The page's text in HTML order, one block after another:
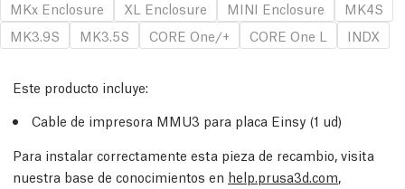
MKx Enclosure
XL Enclosure MINI Enclosure
MK4S
MK3.9S
MK3.5S CORE One/+ CORE One L INDX
Este producto incluye:
Cable de impresora MMU3 para placa Einsy (1 ud)
Para instalar correctamente esta pieza de recambio, visita
nuestra base de conocimientos en help.prusa3d.com,